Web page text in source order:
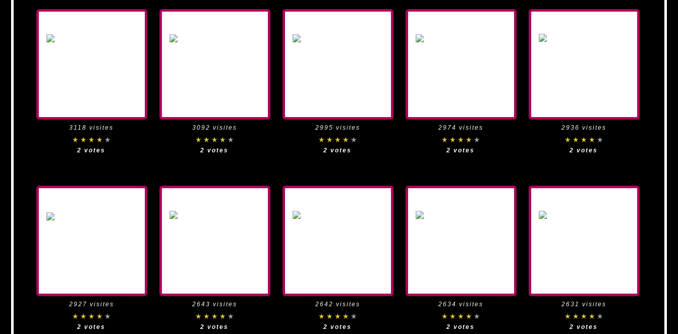
3118 visites
2 votes
3092 visites
2 votes
2995 visites
2 votes
2974 visites
2 votes
2936 visites
2 votes
2927 visites
2 votes
2643 visites
2 votes
2642 visites
2 votes
2634 visites
2 votes
2631 visites
2 votes